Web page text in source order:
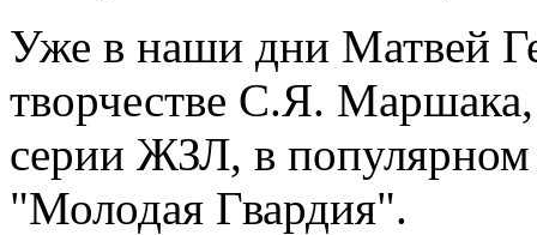
Уже в наши дни Матвей
творчестве С.Я.
серии ЖЗЛ, в популярном
"Молодая Гвардия".